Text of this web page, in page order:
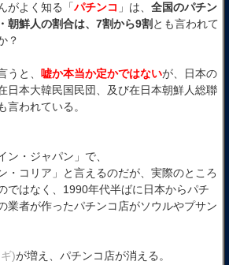
がよく知る「パチンコ 」は、 全国のパチン
朝鮮人の割合は、7割から9割 とも言われて
？
うと、 嘘か本当か定かではないが、日本の
日本大韓民国民団、及び在日本朝鮮人総聯
言われている。
ン・ジャパン」で、
・コリア」と言えるのだが、実際のところ
ではなく、1990年代半ばに日本からパチ
業者が作ったパチンコ店がソウルやプサン
)が増え、パチンコ店が消える。